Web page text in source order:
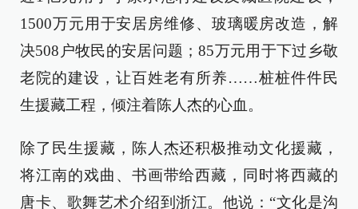
1500万元用于安居房维修、玻璃暖房改造，解
决508户牧民的安居问题；85万元用于下过乡敬
老院的建设，让百姓老有所养……桩桩件件民
生援藏工程，倾注着陈人杰的心血。
除了民生援藏，陈人杰还积极推动文化援藏，
将江南的戏曲、书画带给西藏，同时将西藏的
唐卡、歌舞艺术介绍到浙江。他说：“文化是沟